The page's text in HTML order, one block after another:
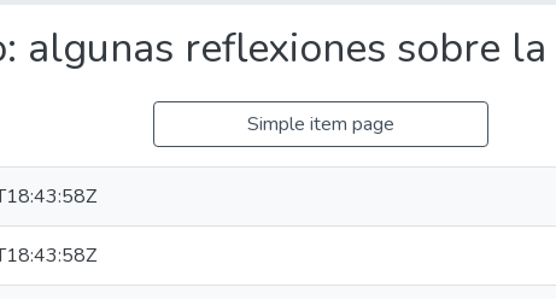
algunas reflexiones sobre
Simple item page